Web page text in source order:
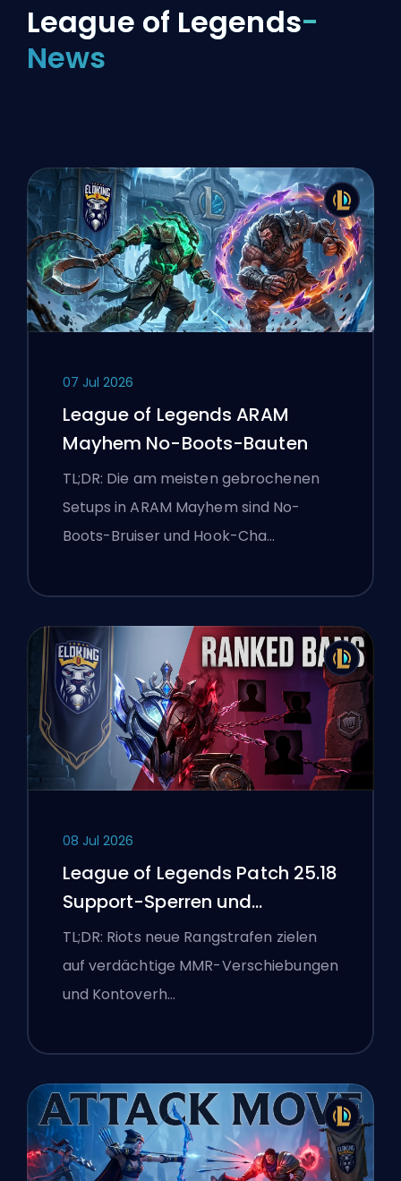
League of Legends-
News
07 Jul 2026
League of Legends ARAM
Mayhem No-Boots-Bauten
TL;DR: Die am meisten gebrochenen
Setups in ARAM Mayhem sind No-
Boots-Bruiser und Hook-Cha…
08 Jul 2026
League of Legends Patch 25.18
Support-Sperren und
Boosting-Flaggen
TL;DR: Riots neue Rangstrafen zielen
auf verdächtige MMR-Verschiebungen
und Kontoverh…